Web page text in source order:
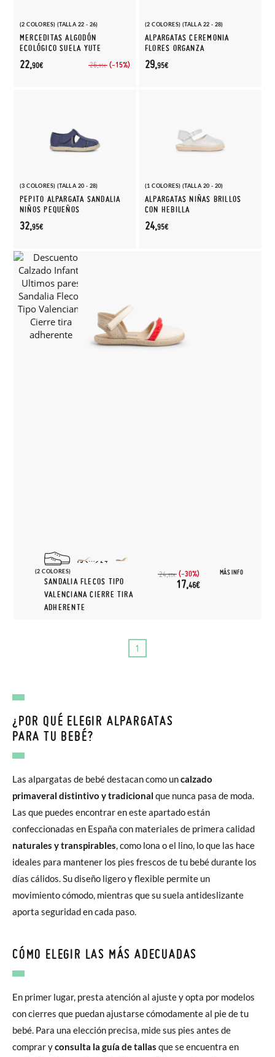
(2 COLORES) (TALLA 22 - 26)
MERCEDITAS ALGODÓN
ECOLÓGICO SUELA YUTE
26,95€ (-15%)
22,90€
(2 COLORES) (TALLA 22 - 28)
ALPARGATAS CEREMONIA
FLORES ORGANZA
29,95€
(3 COLORES) (TALLA 20 - 28)
PEPITO ALPARGATA SANDALIA
NIÑOS PEQUEÑOS
32,95€
(1 COLORES) (TALLA 20 - 20)
ALPARGATAS NIÑAS BRILLOS
CON HEBILLA
24,95€
(2 COLORES) MÁS INFO
19 24
SANDALIA FLECOS TIPO
VALENCIANA CIERRE TIRA
ADHERENTE
24,95€ (-30%)
17,46€
1
¿POR QUÉ ELEGIR ALPARGATAS
PARA TU BEBÉ?
Las alpargatas de bebé destacan como uncalzado
primaveral distintivo y tradicional que nunca pasa de moda.
Las que puedes encontrar en este apartado están
confeccionadas en España con materiales de primera calidad
naturales y transpirables, como lona o el lino, lo que las hace
ideales para mantener los pies frescos de tu bebé durante los
días cálidos. Su diseño ligero y flexible permite un
movimiento cómodo, mientras que su suela antideslizante
aporta seguridad en cada paso.
CÓMO ELEGIR LAS MÁS ADECUADAS
En primer lugar, presta atención al ajuste y opta por modelos
con cierres que puedan ajustarse cómodamente al pie de tu
bebé. Para una elección precisa, mide sus pies antes de
comprar yconsulta la guía de tallas que se encuentra en